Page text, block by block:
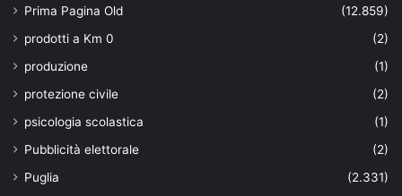
Prima Pagina Old
(12.859)
prodotti a Km 0
(2)
produzione
(1)
protezione civile
(2)
psicologia scolastica
(1)
Pubblicità elettorale
(2)
Puglia
(2.331)